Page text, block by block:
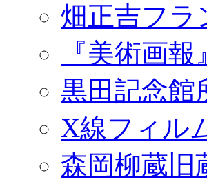
畑正吉フラ
『美術画
黒田記念館
X線フィル
森岡柳蔵旧